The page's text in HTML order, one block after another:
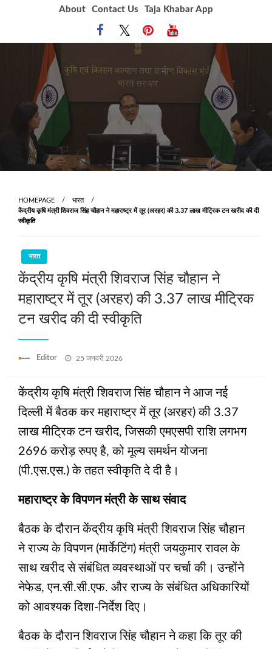
About Contact Us Taja Khabar App
HOMEPAGE
भारत
केंद्रीय कृषि मंत्री शिवराज सिंह चौहान ने महाराष्ट्र में तूर (अरहर) की 3.37 लाख मीट्रिक टन खरीद की दी
स्वीकृति
भारत
केंद्रीय कृषि मंत्री शिवराज सिंह चौहान ने
महाराष्ट्र में तूर (अरहर) की 3.37 लाख मीट्रिक
टन खरीद की दी स्वीकृति
Editor
Posted
25 जनवरी 2026
केंद्रीय कृषि मंत्री शिवराज सिंह चौहान ने आज नई
दिल्ली में बैठक कर महाराष्ट्र में तूर (अरहर) की 3.37
लाख मीट्रिक टन खरीद, जिसकी एमएसपी राशि लगभग
2696 करोड़ रुपए है, को मूल्य समर्थन योजना
(पी.एस.एस.) के तहत स्वीकृति दे दी है।
महाराष्ट्र के विपणन मंत्री के साथ संवाद
बैठक के दौरान केंद्रीय कृषि मंत्री शिवराज सिंह चौहान
ने राज्य के विपणन (मार्केटिंग) मंत्री जयकुमार रावल के
साथ खरीद से संबंधित व्यवस्थाओं पर चर्चा की। उन्होंने
नेफेड, एन.सी.सी.एफ. और राज्य के संबंधित अधिकारियों
को आवश्यक दिशा-निर्देश दिए।
बैठक के दौरान शिवराज सिंह चौहान ने कहा कि तूर की